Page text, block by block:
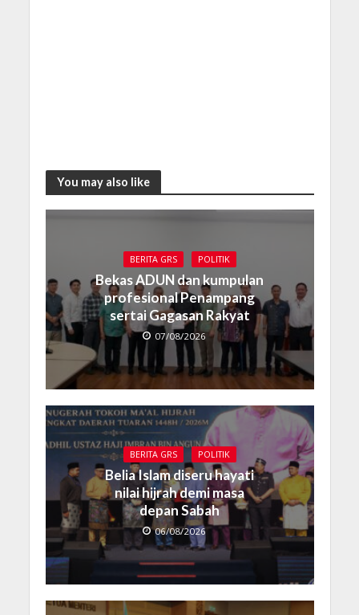
You may also like
BERITA GRS POLITIK
Bekas ADUN dan kumpulan
profesional Penampang
sertai Gagasan Rakyat
07/08/2026
BERITA GRS POLITIK
Belia Islam diseru hayati
nilai hijrah demi masa
depan Sabah
06/08/2026